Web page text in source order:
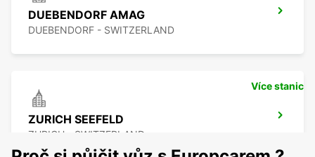
DUEBENDORF AMAG
DUEBENDORF - SWITZERLAND
ZURICH SEEFELD
ZURICH - SWITZERLAND
Více stanic